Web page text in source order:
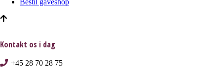
Bestil gaveshop
Kontakt os i dag
+45 28 70 28 75